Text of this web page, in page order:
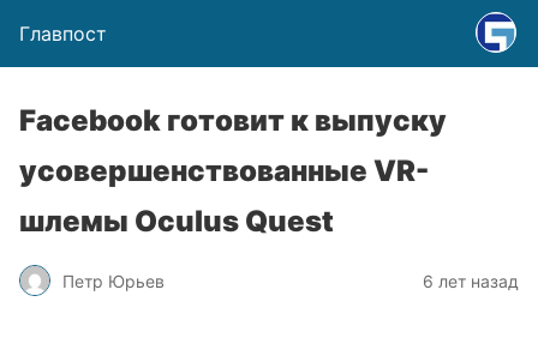
Главпост
Facebook готовит к выпуску
усовершенствованные VR-
шлемы Oculus Quest
Петр Юрьев 6 лет назад